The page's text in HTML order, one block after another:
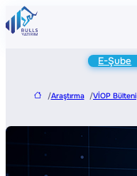
E-Şube
/Araştırma /VİOP Bülteni